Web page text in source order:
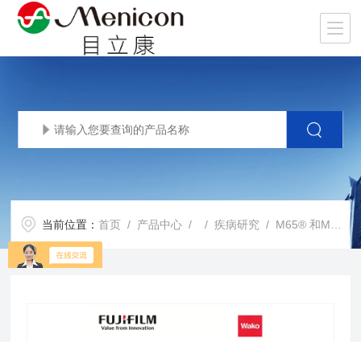
当前位置：首页 / 产品中心 / /疾病研究 / M65® 和M65 EpiDeath® ELISA试剂盒